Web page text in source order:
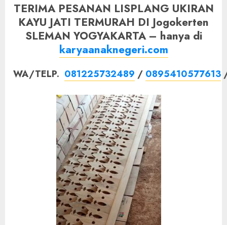
TERIMA PESANAN LISPLANG UKIRAN
KAYU JATI TERMURAH DI Jogokerten
SLEMAN YOGYAKARTA – hanya di
karyaanaknegeri.com
WA/TELP. 081225732489 / 0895410577613